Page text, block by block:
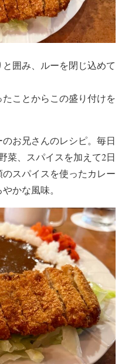
囲み、ルーを閉じ込めて
ことからこの盛り付けを
お兄さんのレシピ。毎日
菜、スパイスを加えて2日
スパイスを使ったカレー
かな風味。